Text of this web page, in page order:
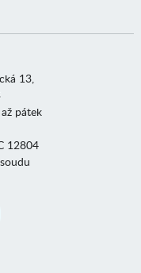
13,
pátek
12804